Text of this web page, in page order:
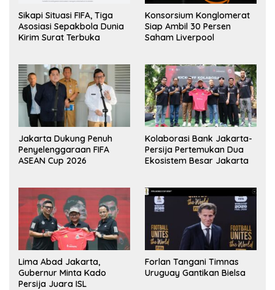
Sikapi Situasi FIFA, Tiga
Asosiasi Sepakbola Dunia
Kirim Surat Terbuka
Konsorsium Konglomerat
Siap Ambil 30 Persen
Saham Liverpool
Jakarta Dukung Penuh
Penyelenggaraan FIFA
ASEAN Cup 2026
Kolaborasi Bank Jakarta-
Persija Pertemukan Dua
Ekosistem Besar Jakarta
Lima Abad Jakarta,
Gubernur Minta Kado
Persija Juara ISL
Forlan Tangani Timnas
Uruguay Gantikan Bielsa